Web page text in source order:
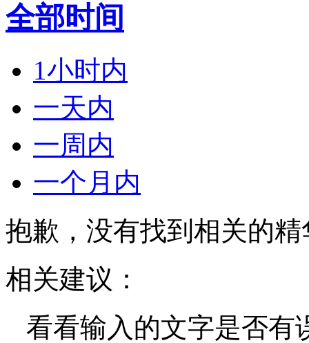
全部时间
1小时内
一天内
一周内
一个月内
抱歉，没有找到相关的精
相关建议：
看看输入的文字是否有